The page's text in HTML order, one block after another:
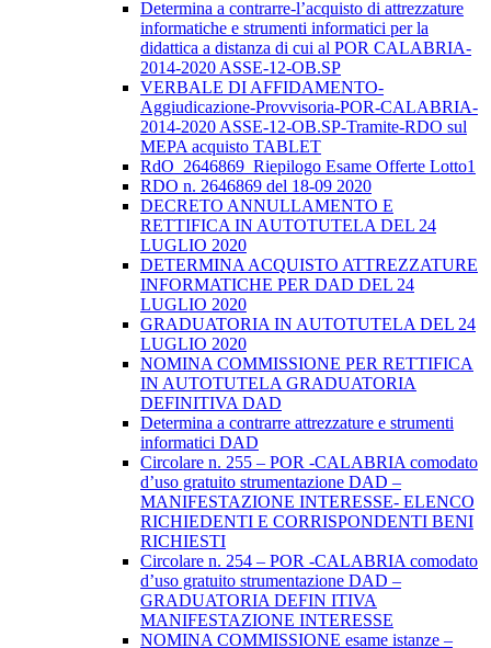
Determina a contrarre-l’acquisto di attrezzature
informatiche e strumenti informatici per la
didattica a distanza di cui al POR CALABRIA-
2014-2020 ASSE-12-OB.SP
VERBALE DI AFFIDAMENTO-
Aggiudicazione-Provvisoria-POR-CALABRIA-
2014-2020 ASSE-12-OB.SP-Tramite-RDO sul
MEPA acquisto TABLET
RdO_2646869_Riepilogo Esame Offerte Lotto1
RDO n. 2646869 del 18-09 2020
DECRETO ANNULLAMENTO E
RETTIFICA IN AUTOTUTELA DEL 24
LUGLIO 2020
DETERMINA ACQUISTO ATTREZZATURE
INFORMATICHE PER DAD DEL 24
LUGLIO 2020
GRADUATORIA IN AUTOTUTELA DEL 24
LUGLIO 2020
NOMINA COMMISSIONE PER RETTIFICA
IN AUTOTUTELA GRADUATORIA
DEFINITIVA DAD
Determina a contrarre attrezzature e strumenti
informatici DAD
Circolare n. 255 – POR -CALABRIA comodato
d’uso gratuito strumentazione DAD –
MANIFESTAZIONE INTERESSE- ELENCO
RICHIEDENTI E CORRISPONDENTI BENI
RICHIESTI
Circolare n. 254 – POR -CALABRIA comodato
d’uso gratuito strumentazione DAD –
GRADUATORIA DEFIN ITIVA
MANIFESTAZIONE INTERESSE
NOMINA COMMISSIONE esame istanze –